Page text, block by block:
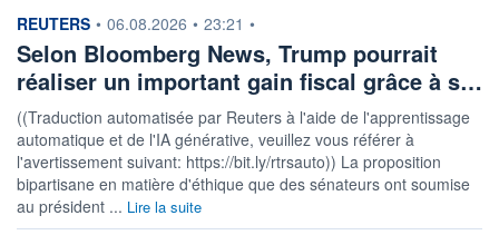
08h03
58,20
58,25
OUVERTURE
58,2547
CLÔTURE VEILLE
58,2580
+ HAUT
58,4000
+ BAS
information fournie par
REUTERS • 06.08.2026 • 23:21 •
Selon Bloomberg News, Trump pourrait
réaliser un important gain fiscal grâce à s…
((Traduction automatisée par Reuters à l'aide de l'apprentissage
automatique et de l'IA générative, veuillez vous référer à
l'avertissement suivant: https://bit.ly/rtrsauto)) La proposition
bipartisane en matière d'éthique que des sénateurs ont soumise
au président ... Lire la suite